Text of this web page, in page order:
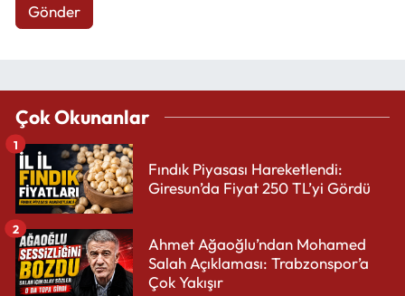
Gönder
Çok Okunanlar
Fındık Piyasası Hareketlendi:
Giresun’da Fiyat 250 TL’yi Gördü
1
Ahmet Ağaoğlu’ndan Mohamed
Salah Açıklaması: Trabzonspor’a
Çok Yakışır
2